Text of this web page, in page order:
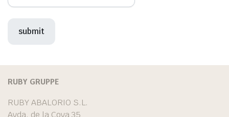
RUBY GRUPPE
RUBY ABALORIO S.L.
Avda. de la Cova 35